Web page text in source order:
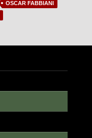
OSCAR FABBIANI